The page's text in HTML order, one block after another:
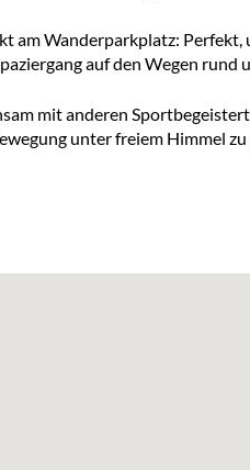
am Wanderparkplatz:
auf den Wegen rund
mit anderen
unter freiem Himmel